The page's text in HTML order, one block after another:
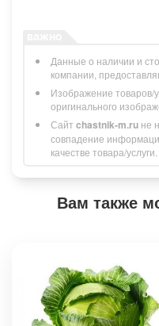
Данные о наличии и
компании,
Изображение товаров/
оригинального
Сайт chastnik-m.ru не
совпадение
качестве товара/услуги.
Вам также